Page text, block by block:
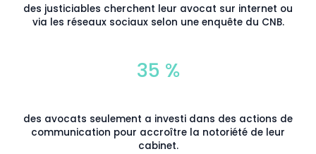
des justiciables cherchent leur avocat sur internet ou
via les réseaux sociaux selon une enquête du CNB.
35 %
des avocats seulement a investi dans des actions de
communication pour accroître la notoriété de leur
cabinet.